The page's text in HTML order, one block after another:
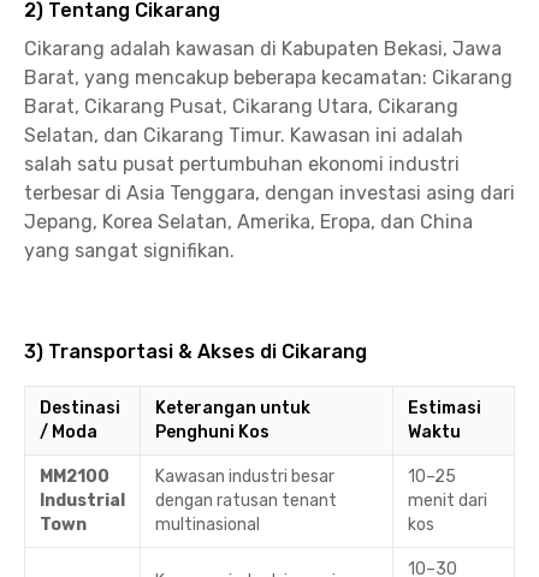
2) Tentang Cikarang
Cikarang adalah kawasan di Kabupaten Bekasi, Jawa
Barat, yang mencakup beberapa kecamatan: Cikarang
Barat, Cikarang Pusat, Cikarang Utara, Cikarang
Selatan, dan Cikarang Timur. Kawasan ini adalah
salah satu pusat pertumbuhan ekonomi industri
terbesar di Asia Tenggara, dengan investasi asing dari
Jepang, Korea Selatan, Amerika, Eropa, dan China
yang sangat signifikan.
3) Transportasi & Akses di Cikarang
Destinasi
/ Moda
Keterangan untuk
Penghuni Kos
Estimasi
Waktu
MM2100
Industrial
Town
Kawasan industri besar
dengan ratusan tenant
multinasional
10–25
menit dari
kos
10–30